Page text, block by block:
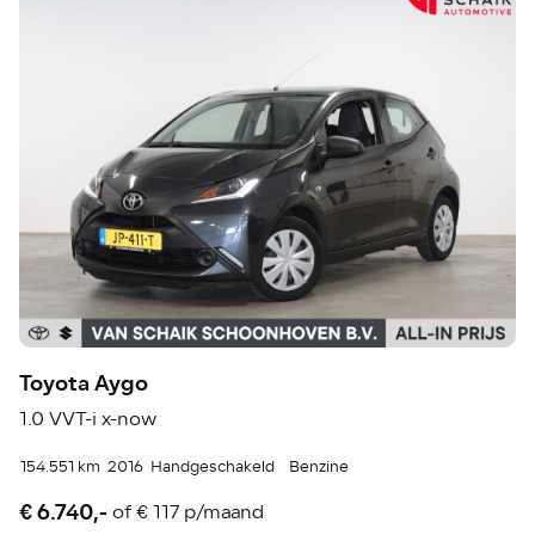
Toyota Aygo
1.0 VVT-i x-now
154.551 km 2016 Handgeschakeld Benzine
€ 6.740,- of€ 117 p/maand